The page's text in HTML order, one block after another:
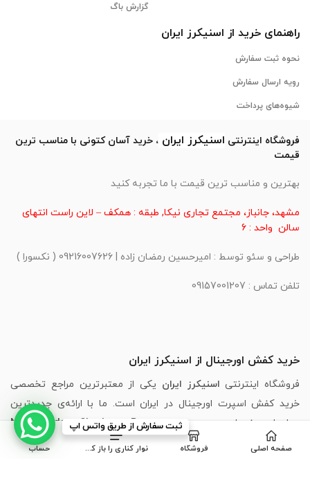
گزارش باگ
راهنمای خرید از اسنیکرز ایران
نحوه ثبت سفارش
رویه ارسال سفارش
شیوه‌های پرداخت
فروشگاه اینترنتی اسنیکرز ایران ، خرید آسان کتونی با مناسب ترین
قیمت
بهترین و مناسب ترین قیمت با ما تجربه کنید
مشهد، جانباز، مجتمع تجاری نیکا, طبقه : همکف – لاین راست انتهای
سالن واحد : 6
طراحی و سئو توسط : امیرحسین رمضان زاده | 09216007626 ( نکسورا )
تلفن تماس : 09157001207
خرید کفش اورجینال از اسنیکرز ایران
فروشگاه اینترنتی اسنیکرز ایران یکی از معتبرترین مراجع تخصصی
خرید کفش اسپرت اورجینال در ایران است. ما با ارائه‌ی جدیدترین
مدل‌های برندهای محبوبی مانند
Nike،Adidas،Skechers،Puma،
New Balance
Asics ، تجربه‌ای مطمئن، سریع و لذت‌بخش از خرید
صفحه اصلی فروشگاه نوار کناری را باز کنید حساب
ثبت سفارش از طریق واتس اپ